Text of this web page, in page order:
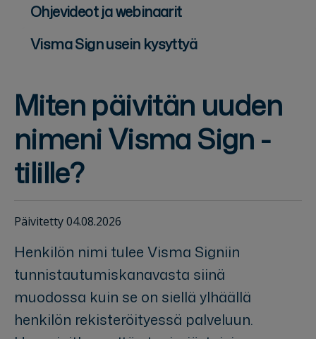
Ohjevideot ja webinaarit
Visma Sign usein kysyttyä
Miten päivitän uuden
nimeni Visma Sign -
tilille?
Päivitetty 04.08.2026
Henkilön nimi tulee Visma Signiin
tunnistautumiskanavasta siinä
muodossa kuin se on siellä ylhäällä
henkilön rekisteröityessä palveluun.